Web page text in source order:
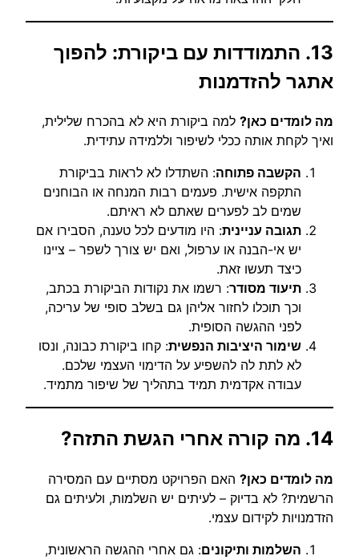
13. התמודדות עם ביקורת: להפוך
אתגר להזדמנות
מה לומדים כאן? למה ביקורת היא לא בהכרח שלילית,
ואיך לקחת אותה ככלי לשיפור וללמידה עתידית.
הקשבה פתוחה: השתדלו לא לראות בביקורת
התקפה אישית. פעמים רבות המנחה או הבוחנים
שמים לב לפערים שאתם לא ראיתם.
תגובה עניינית: היו מודעים לכל טענה, הסבירו אם
יש אי-הבנה או ערפול, ואם יש צורך לשפר – ציינו
כיצד תעשו זאת.
תיעוד מסודר: רשמו את נקודות הביקורת בכתב,
וכך תוכלו לחזור אליהן גם בשלב סופי של עריכה,
לפני ההגשה הסופית.
שימור היציבות הנפשית: קחו ביקורת כבונה, ונסו
לא לתת לה להשפיע על הדימוי העצמי שלכם.
עבודה אקדמית תמיד בתהליך של שיפור מתמיד.
14. מה קורה אחרי הגשת התזה?
מה לומדים כאן? האם הפרויקט מסתיים עם המסירה
הרשמית? לא בדיוק – לעיתים יש השלמות, ולעיתים גם
הזדמנויות לקידום עצמי.
השלמות ותיקונים: גם אחרי ההגשה הראשונית,